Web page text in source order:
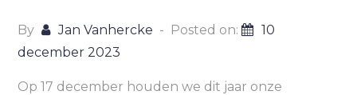
By Jan Vanhercke Posted on:
10
december 2023
Op 17 december houden we dit jaar onze